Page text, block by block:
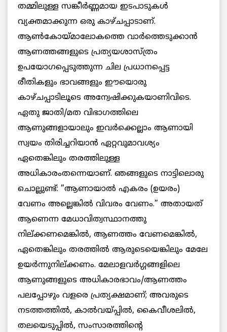
തമ്മിലുള്ള സങ്കീര്‍ണ്ണമായ ഇടപാടുകള്‍
വ്യക്തമാക്കുന്ന ഒരു കാഴ്ചപ്പാടാണ്.
ആണ്‍കോയ്മാലോകത്തെ വാര്‍ത്തെടുക്കാന്‍
ആണത്തങ്ങളുടെ പ്രത്യയശാസ്ത്രം
ഉപയോഗപ്പെടുത്തുന്ന ചില പ്രധാനപ്പെട്ട
രീതികളും ഭാവങ്ങളും ഈയൊരു
കാഴ്ചപ്പാടിലൂടെ അന്വേഷിക്കുകയാണിവിടെ.
ഏതു ജാതി/മത വിഭാഗത്തിലെ
ആണുങ്ങളായാലും ഇവര്‍ക്കെല്ലാം ആണായി
സ്വയം തിരിച്ചറിയാന്‍ ഏറ്റവുമാവശ്യം
ഏതെങ്കിലും തരത്തിലുള്ള
അധികാരംതന്നെയാണ്. ഞങ്ങളുടെ നാട്ടിലൊരു
ചൊല്ലുണ്ട്: ”ആണായാല്‍ എകരം (ഉയരം)
വേണം അല്ലെങ്കില്‍ വിവരം വേണം.” അതായത്
ആണെന്ന മേധാവിത്വസ്ഥാനത്തു
നില്ക്കണമെങ്കില്‍, ആണത്തം വേണമെങ്കില്‍,
ഏതെങ്കിലും തരത്തില്‍ ആരുടെയെങ്കിലും മേലേ
ഉയര്‍ന്നുനില്ക്കണം. മേലാളവര്‍ഗ്ഗങ്ങളിലെ
ആണുങ്ങളുടെ അധികാരഭാവം/ആണത്തം
പലപ്പോഴും വളരെ പ്രത്യക്ഷമാണ്; അവരുടെ
നടത്തത്തില്‍, കാല്‍വയ്പ്പില്‍, കൈവീശലില്‍,
തലയെടുപ്പില്‍, സംസാരത്തിന്റെ